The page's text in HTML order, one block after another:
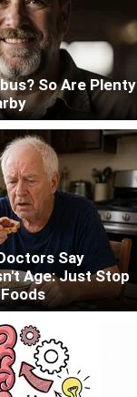
So Are Plenty
Say
Age: Just Stop